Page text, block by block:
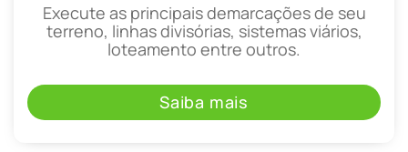
Execute as principais demarcações de seu
terreno, linhas divisórias, sistemas viários,
loteamento entre outros.
Saiba mais